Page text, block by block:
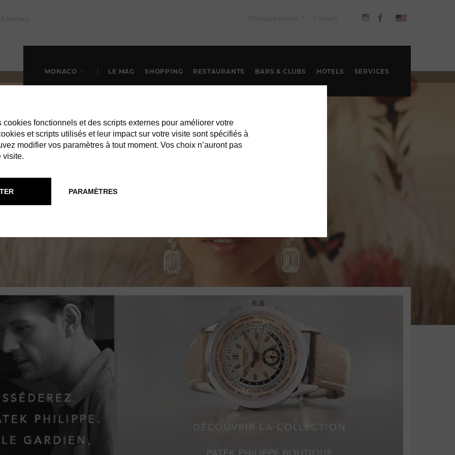
Pourquoi Access ? Contact
MONACO LE MAG SHOPPING RESTAURANTS BARS & CLUBS HOTELS SERVICES
SHOPPING
cookies fonctionnels et des scripts externes pour améliorer votre
et scripts utilisés et leur impact sur votre visite sont spécifiés à
modifier vos paramètres à tout moment. Vos choix n’auront pas
visite.
PARAMÈTRES